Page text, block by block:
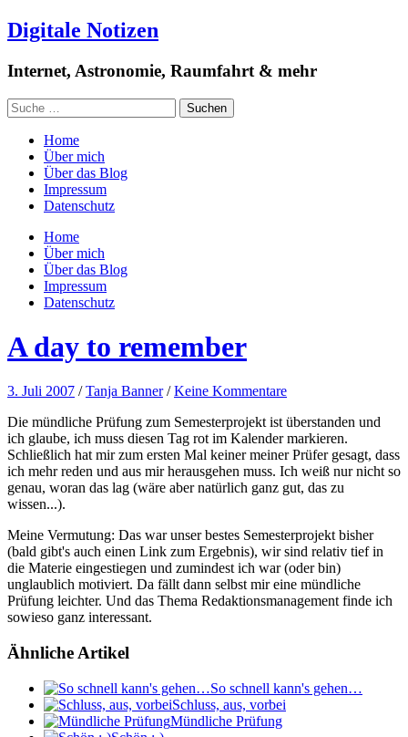
Digitale Notizen
Internet, Astronomie, Raumfahrt & mehr
Home
Über mich
Über das Blog
Impressum
Datenschutz
Home
Über mich
Über das Blog
Impressum
Datenschutz
A day to remember
3. Juli 2007 /Tanja Banner /Keine Kommentare
Die mündliche Prüfung zum Semesterprojekt ist überstanden und
ich glaube, ich muss diesen Tag rot im Kalender markieren.
Schließlich hat mir zum ersten Mal keiner meiner Prüfer gesagt, dass
ich mehr reden und aus mir herausgehen muss. Ich weiß nur nicht so
genau, woran das lag (wäre aber natürlich ganz gut, das zu
wissen...).
Meine Vermutung: Das war unser bestes Semesterprojekt bisher
(bald gibt's auch einen Link zum Ergebnis), wir sind relativ tief in
die Materie eingestiegen und zumindest ich war (oder bin)
unglaublich motiviert. Da fällt dann selbst mir eine mündliche
Prüfung leichter. Und das Thema Redaktionsmanagement finde ich
sowieso ganz interessant.
Ähnliche Artikel
So schnell kann's gehen…
Schluss, aus, vorbei
Mündliche Prüfung